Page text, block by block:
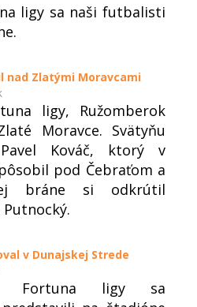
ligy sa naši futbalisti
nad Zlatými Moravcami
ligy, Ružomberok
Moravce. Svätyňu
Kováč, ktorý v
pod Čebraťom a
bráne si odkrútil
v Dunajskej Strede
ligy sa